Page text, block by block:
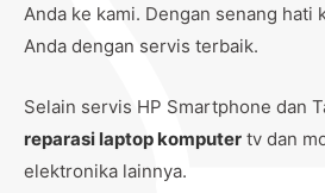
Anda ke kami. Dengan senang hati
Anda dengan servis terbaik.
Selain servis HP Smartphone dan
reparasi laptop komputer tv dan
elektronika lainnya.